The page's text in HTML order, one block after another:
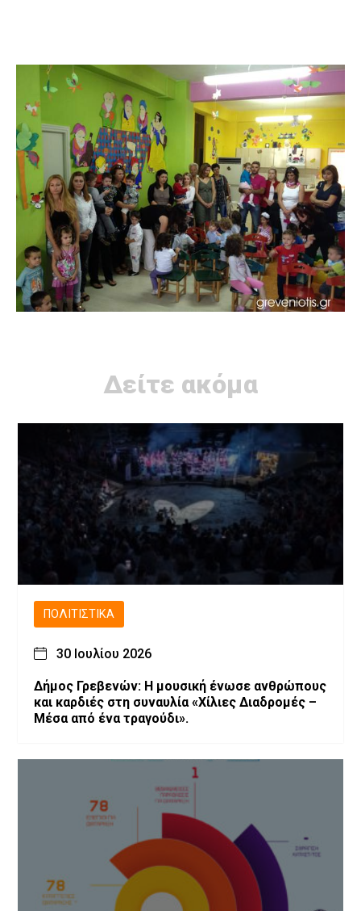
Δείτε ακόμα
ΠΟΛΙΤΙΣΤΙΚΆ
30 Ιουλίου 2026
Δήμος Γρεβενών: Η μουσική ένωσε ανθρώπους
και καρδιές στη συναυλία «Χίλιες Διαδρομές –
Μέσα από ένα τραγούδι».